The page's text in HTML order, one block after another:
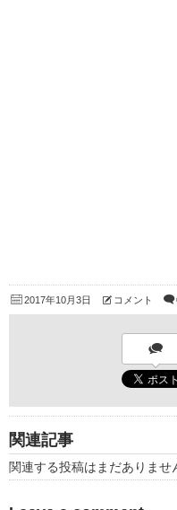
2017年10月3日 コメント
関連記事
関連する投稿はまだありませ